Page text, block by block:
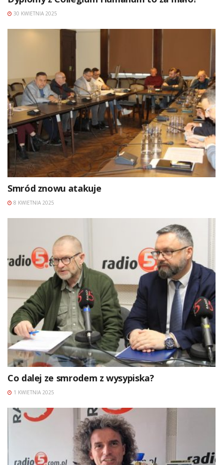
30 KWIETNIA 2025
Smród znowu atakuje
8 KWIETNIA 2025
Co dalej ze smrodem z wysypiska?
1 KWIETNIA 2025